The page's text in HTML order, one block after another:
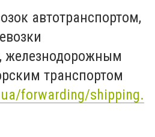
автотранспортом,
железнодорожным
транспортом
forwarding/shipping.